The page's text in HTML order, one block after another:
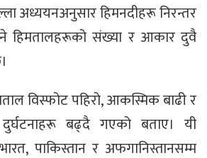
अध्ययनअनुसार हिमनदीहरू निरन्तर
हिमतालहरूको संख्या र आकार दुवै
विस्फोट पहिरो, आकस्मिक बाढी र
दुर्घटनाहरू बढ्दै गएको बताए। यी
पाकिस्तान र अफगानिस्तानसम्म